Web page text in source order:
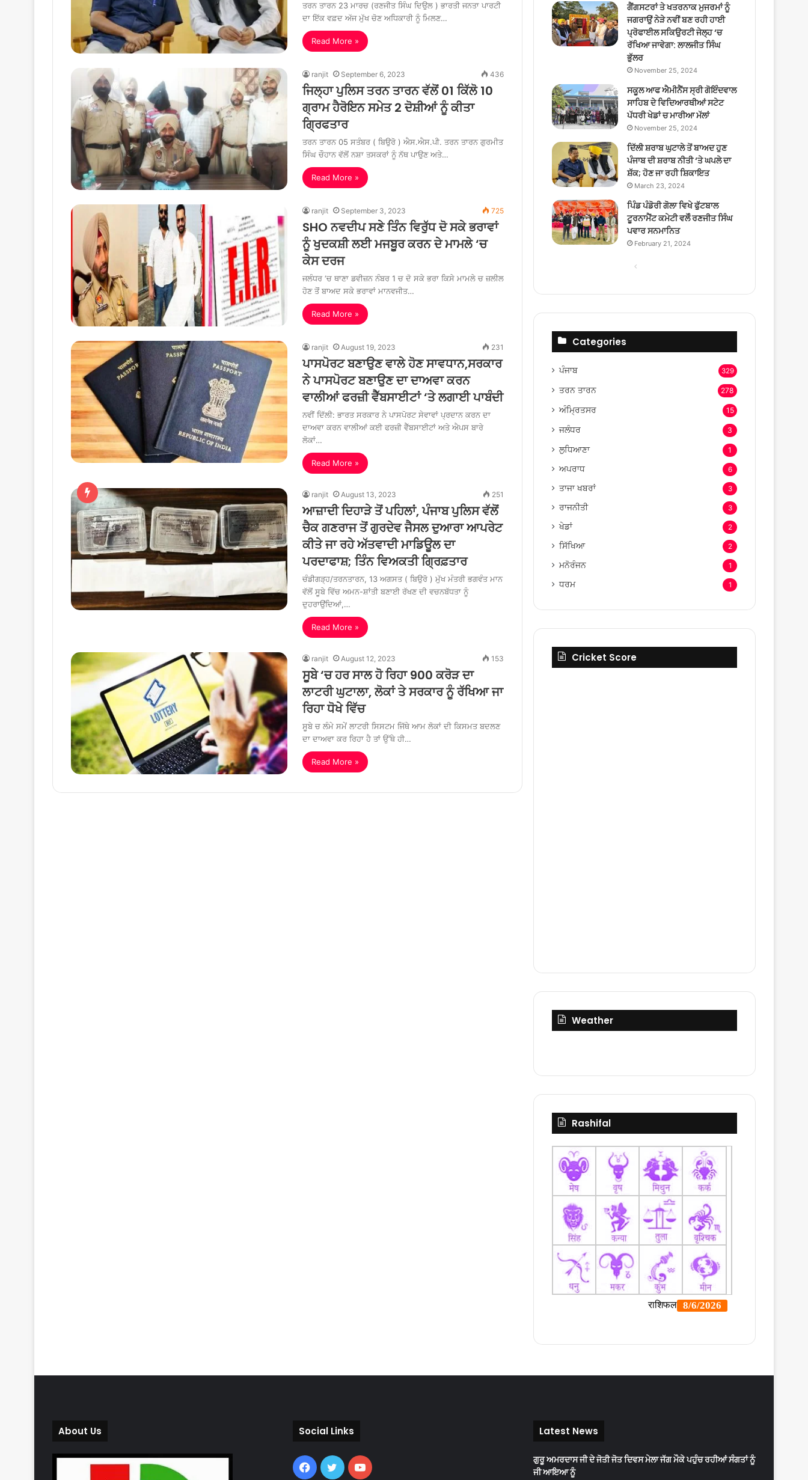
ਤਰਨ ਤਾਰਨ 23 ਮਾਰਚ (ਰਣਜੀਤ ਸਿੰਘ ਦਿਉਲ ) ਭਾਰਤੀ ਜਨਤਾ ਪਾਰਟੀ
ਦਾ ਇੱਕ ਵਫ਼ਦ ਅੱਜ ਮੁੱਖ ਚੋਣ ਅਧਿਕਾਰੀ ਨੂੰ ਮਿਲਣ…
Read More »
ranjit September 6, 2023 436
ਜਿਲ੍ਹਾ ਪੁਲਿਸ ਤਰਨ ਤਾਰਨ ਵੱਲੋਂ 01 ਕਿੱਲੋ 10
ਗ੍ਰਾਮ ਹੈਰੋਇਨ ਸਮੇਤ 2 ਦੋਸ਼ੀਆਂ ਨੂੰ ਕੀਤਾ
ਗ੍ਰਿਫਤਾਰ
ਤਰਨ ਤਾਰਨ 05 ਸਤੰਬਰ ( ਬਿਉਰੋ ) ਐਸ.ਐਸ.ਪੀ. ਤਰਨ ਤਾਰਨ ਗੁਰਮੀਤ
ਸਿੰਘ ਚੌਹਾਨ ਵੱਲੋਂ ਨਸ਼ਾ ਤਸਕਰਾਂ ਨੂੰ ਨੱਥ ਪਾਉਣ ਅਤੇ…
Read More »
ranjit September 3, 2023 725
SHO ਨਵਦੀਪ ਸਣੇ ਤਿੰਨ ਵਿਰੁੱਧ ਦੋ ਸਕੇ ਭਰਾਵਾਂ
ਨੂੰ ਖੁਦਕਸ਼ੀ ਲਈ ਮਜਬੂਰ ਕਰਨ ਦੇ ਮਾਮਲੇ ‘ਚ
ਕੇਸ ਦਰਜ
ਜਲੰਧਰ ‘ਚ ਥਾਣਾ ਡਵੀਜ਼ਨ ਨੰਬਰ 1 ਚ ਦੋ ਸਕੇ ਭਰਾ ਕਿਸੇ ਮਾਮਲੇ ਚ ਜ਼ਲੀਲ
ਹੋਣ ਤੋਂ ਬਾਅਦ ਸਕੇ ਭਰਾਵਾਂ ਮਾਨਵਜੀਤ…
Read More »
ranjit August 19, 2023 231
ਪਾਸਪੋਰਟ ਬਣਾਉਣ ਵਾਲੇ ਹੋਣ ਸਾਵਧਾਨ,ਸਰਕਾਰ
ਨੇ ਪਾਸਪੋਰਟ ਬਣਾਉਣ ਦਾ ਦਾਅਵਾ ਕਰਨ
ਵਾਲੀਆਂ ਫਰਜ਼ੀ ਵੈੱਬਸਾਈਟਾਂ ‘ਤੇ ਲਗਾਈ ਪਾਬੰਦੀ
ਨਵੀਂ ਦਿੱਲੀ: ਭਾਰਤ ਸਰਕਾਰ ਨੇ ਪਾਸਪੋਰਟ ਸੇਵਾਵਾਂ ਪ੍ਰਦਾਨ ਕਰਨ ਦਾ
ਦਾਅਵਾ ਕਰਨ ਵਾਲੀਆਂ ਕਈ ਫਰਜ਼ੀ ਵੈੱਬਸਾਈਟਾਂ ਅਤੇ ਐਪਸ ਬਾਰੇ
ਲੋਕਾਂ…
Read More »
ranjit August 13, 2023 251
ਆਜ਼ਾਦੀ ਦਿਹਾੜੇ ਤੋਂ ਪਹਿਲਾਂ, ਪੰਜਾਬ ਪੁਲਿਸ ਵੱਲੋਂ
ਚੈਕ ਗਣਰਾਜ ਤੋਂ ਗੁਰਦੇਵ ਜੈਸਲ ਦੁਆਰਾ ਆਪਰੇਟ
ਕੀਤੇ ਜਾ ਰਹੇ ਅੱਤਵਾਦੀ ਮਾਡਿਊਲ ਦਾ
ਪਰਦਾਫਾਸ਼; ਤਿੰਨ ਵਿਅਕਤੀ ਗ੍ਰਿਫ਼ਤਾਰ
ਚੰਡੀਗੜ੍ਹ/ਤਰਨਤਾਰਨ, 13 ਅਗਸਤ ( ਬਿਉਰੋ ) ਮੁੱਖ ਮੰਤਰੀ ਭਗਵੰਤ ਮਾਨ
ਵੱਲੋਂ ਸੂਬੇ ਵਿੱਚ ਅਮਨ-ਸ਼ਾਂਤੀ ਬਣਾਈ ਰੱਖਣ ਦੀ ਵਚਨਬੱਧਤਾ ਨੂੰ
ਦੁਹਰਾਉਂਦਿਆਂ,…
Read More »
ranjit August 12, 2023 153
ਸੂਬੇ ‘ਚ ਹਰ ਸਾਲ ਹੋ ਰਿਹਾ 900 ਕਰੋੜ ਦਾ
ਲਾਟਰੀ ਘੁਟਾਲਾ, ਲੋਕਾਂ ਤੇ ਸਰਕਾਰ ਨੂੰ ਰੱਖਿਆ ਜਾ
ਰਿਹਾ ਧੋਖੇ ਵਿੱਚ
ਸੂਬੇ ਚ ਲੰਮੇ ਸਮੇਂ ਲਾਟਰੀ ਸਿਸਟਮ ਜਿੱਥੇ ਆਮ ਲੋਕਾਂ ਦੀ ਕਿਸਮਤ ਬਦਲਣ
ਦਾ ਦਾਅਵਾ ਕਰ ਰਿਹਾ ਹੈ ਤਾਂ ਉੱਥੇ ਹੀ…
Read More »
ਗੈਂਗਸਟਰਾਂ ਤੇ ਖਤਰਨਾਕ ਮੁਜਰਮਾਂ ਨੂੰ
ਜਗਰਾਉਂ ਨੇੜੇ ਨਵੀਂ ਬਣ ਰਹੀ ਹਾਈ
ਪ੍ਰੋਫਾਈਲ ਸਕਿਉਰਟੀ ਜੇਲ੍ਹ ‘ਚ
ਰੱਖਿਆ ਜਾਵੇਗਾ: ਲਾਲਜੀਤ ਸਿੰਘ
ਭੁੱਲਰ
November 25, 2024
ਸਕੂਲ ਆਫ ਐਮੀਨੈਂਸ ਸ੍ਰੀ ਗੋਇੰਦਵਾਲ
ਸਾਹਿਬ ਦੇ ਵਿਦਿਆਰਥੀਆਂ ਸਟੇਟ
ਪੱਧਰੀ ਖੇਡਾਂ ਚ ਮਾਰੀਆ ਮੱਲਾਂ
November 25, 2024
ਦਿੱਲੀ ਸ਼ਰਾਬ ਘੁਟਾਲੇ ਤੋਂ ਬਾਅਦ ਹੁਣ
ਪੰਜਾਬ ਦੀ ਸ਼ਰਾਬ ਨੀਤੀ ‘ਤੇ ਘਪਲੇ ਦਾ
ਸ਼ੱਕ; ਹੋਣ ਜਾ ਰਹੀ ਸ਼ਿਕਾਇਤ
March 23, 2024
ਪਿੰਡ ਪੰਡੋਰੀ ਗੋਲਾ ਵਿਖੇ ਫੁੱਟਬਾਲ
ਟੂਰਨਾਮੈਂਟ ਕਮੇਟੀ ਵਲੋੰ ਰਣਜੀਤ ਸਿੰਘ
ਪਵਾਰ ਸਨਮਾਨਿਤ
February 21, 2024
Previous
Categories
ਪੰਜਾਬ 329
ਤਰਨ ਤਾਰਨ 278
ਅੰਮ੍ਰਿਤਸਰ 15
ਜਲੰਧਰ 3
ਲੁਧਿਆਣਾ 1
ਅਪਰਾਧ 6
ਤਾਜਾ ਖਬਰਾਂ 3
ਰਾਜਨੀਤੀ 3
ਖੇਡਾਂ 2
ਸਿੱਖਿਆ 2
ਮਨੋਰੰਜਨ 1
ਧਰਮ 1
Cricket Score
Weather
Rashifal
About Us Social Links
Facebook
TwitterYouTube
Latest News
ਗੁਰੂ ਅਮਰਦਾਸ ਜੀ ਦੇ ਜੋਤੀ ਜੋਤ ਦਿਵਸ ਮੇਲਾ ਜੱਗ ਮੌਕੇ ਪਹੁੰਚ ਰਹੀਆਂ ਸੰਗਤਾਂ ਨੂੰ
ਜੀ ਆਇਆ ਨੂੰ